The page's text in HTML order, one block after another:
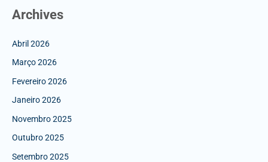
Archives
Abril 2026
Março 2026
Fevereiro 2026
Janeiro 2026
Novembro 2025
Outubro 2025
Setembro 2025